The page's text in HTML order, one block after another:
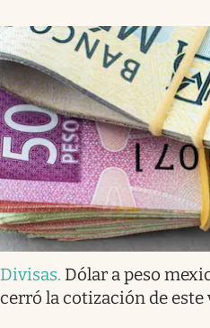
Divisas. Dólar a peso
cerró la cotización de este